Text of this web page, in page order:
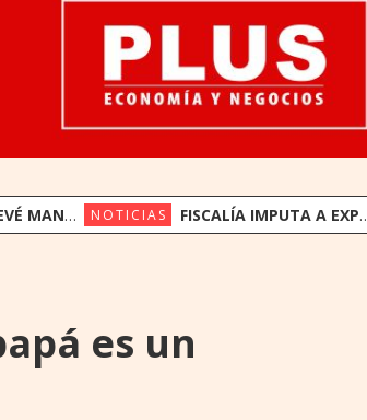
ESCENARIO DE SUBAS NOTICIAS FISCALÍA IMPUTA A EXPRESIDENTES DEL IPS JORGE BRÍTEZ Y VICENTE BATAGLIA POR MULTIMILLONARIO DESFALCO
es un